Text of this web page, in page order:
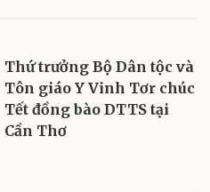
Thứ trưởng Bộ Dân tộc và
Tôn giáo Y Vinh Tơr chúc
Tết đồng bào DTTS tại
Cần Thơ